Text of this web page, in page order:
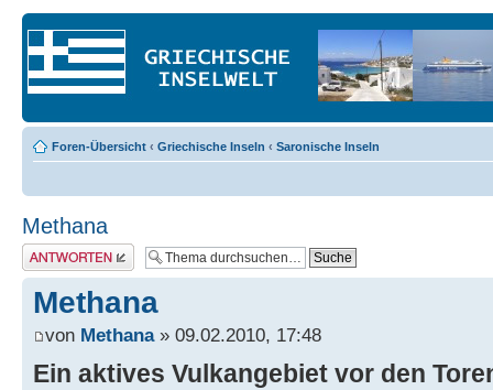
Foren-Übersicht ‹ Griechische Inseln ‹ Saronische Inseln
Methana
Antwort erstellen
Methana
von Methana» 09.02.2010, 17:48
Ein aktives Vulkangebiet vor den